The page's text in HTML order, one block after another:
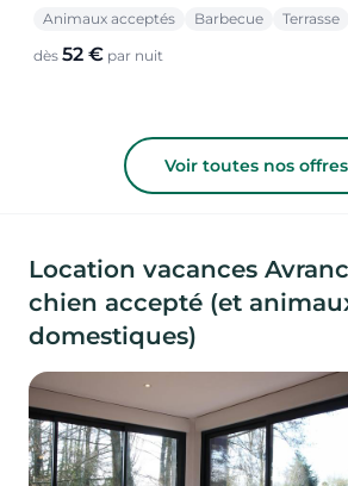
Animaux acceptés Barbecue Terrasse
dès 52 € par nuit
Voir toutes nos
Location vacances
chien accepté (et
domestiques)